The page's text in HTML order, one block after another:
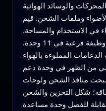
والوسائد الهوائية
وملفات الشحن. قيم
في الاستخدام والمساحة.
ثم جمعت عملية تجميع 23 وظيفة فرعية في 11 وحدة.
المملوءة بالهواء
من الظهر في وحدة دعم
منافذ الشحن ولوحات
شكل التخزين والشحن
للفصل وحدة مساعدة